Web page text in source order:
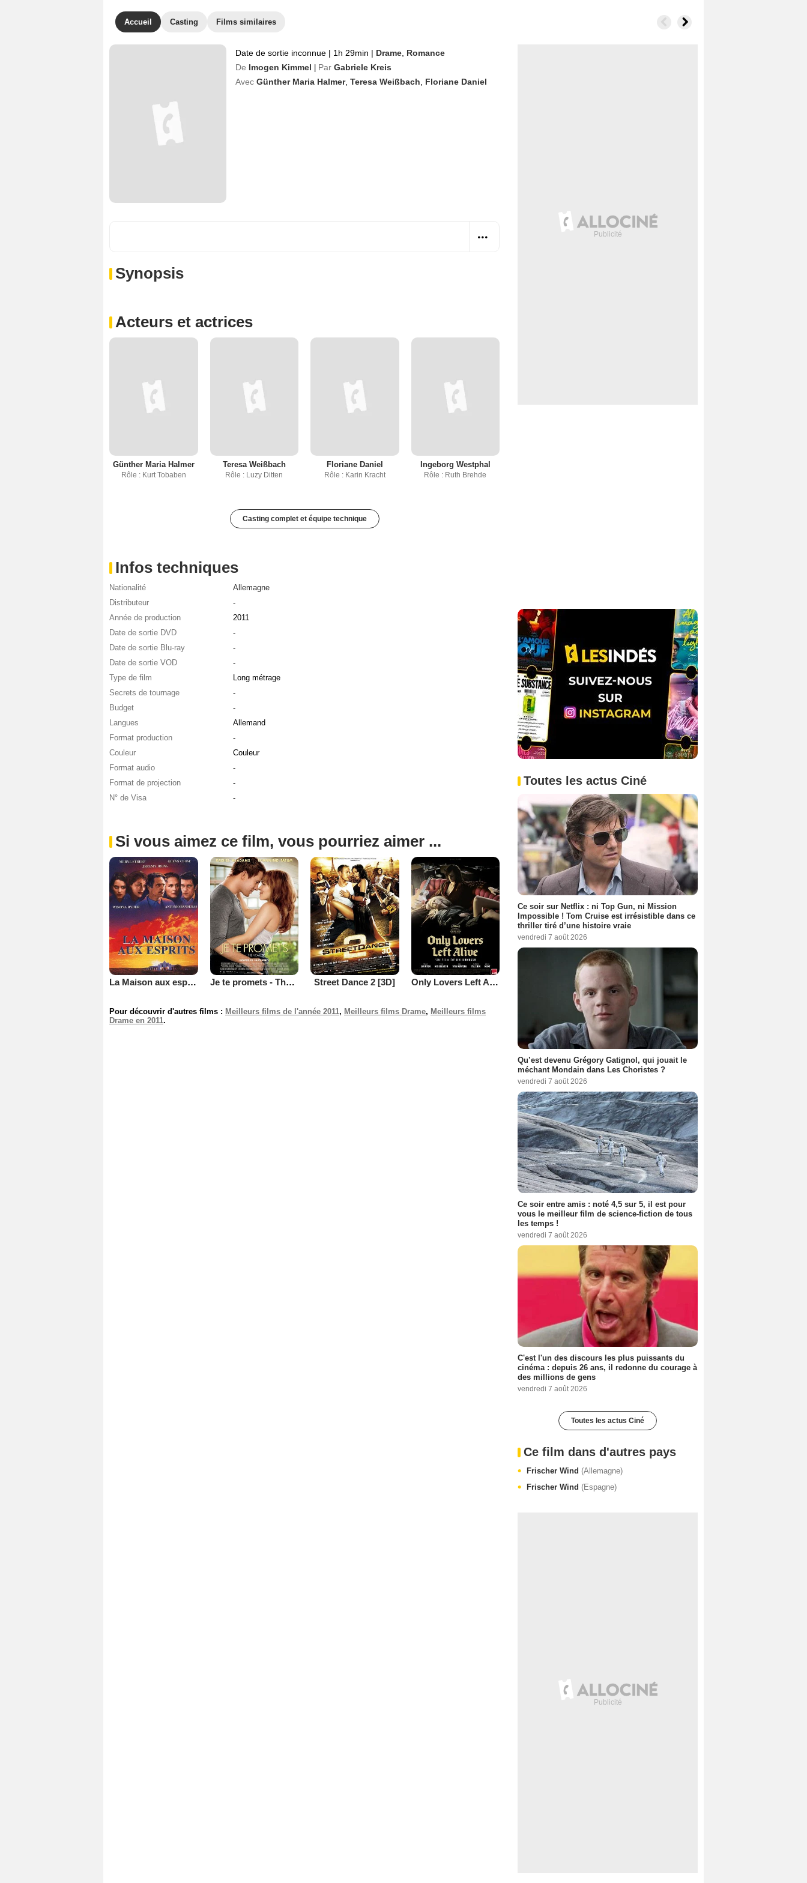
Accueil Casting Films similaires
Date de sortie inconnue | 1h 29min | Drame Romance
De Imogen Kimmel Par Gabriele Kreis
Avec Günther Maria Halmer, Teresa Weißbach Floriane Daniel
Synopsis
Acteurs et actrices
Günther Maria Halmer
Rôle : Kurt Tobaben
Teresa Weißbach
Rôle : Luzy Ditten
Floriane Daniel
Rôle : Karin Kracht
Ingeborg Westphal
Rôle : Ruth Brehde
Casting complet et équipe technique
Infos techniques
Nationalité
Allemagne
Distributeur
-
Année de production
2011
Date de sortie DVD
-
Date de sortie Blu-ray
-
Date de sortie VOD
-
Type de film
Long métrage
Secrets de tournage
-
Budget
-
Langues
Allemand
Format production
-
Couleur
Couleur
Format audio
-
Format de projection
-
N° de Visa
-
Si vous aimez ce film, vous pourriez aimer ...
La Maison aux esprits Je te promets - The Vow Street Dance 2 [3D] Only Lovers Left Alive
Pour découvrir d'autres films : Meilleurs films de l'année 2011, Meilleurs films Drame, Meilleurs films
Drame en 2011.
Toutes les actus Ciné
Ce soir sur Netflix : ni Top Gun, ni Mission
Impossible ! Tom Cruise est irrésistible dans ce
thriller tiré d’une histoire vraie
vendredi 7 août 2026
Qu’est devenu Grégory Gatignol, qui jouait le
méchant Mondain dans Les Choristes ?
vendredi 7 août 2026
Ce soir entre amis : noté 4,5 sur 5, il est pour
vous le meilleur film de science-fiction de tous
les temps !
vendredi 7 août 2026
C'est l'un des discours les plus puissants du
cinéma : depuis 26 ans, il redonne du courage à
des millions de gens
vendredi 7 août 2026
Toutes les actus Ciné
Ce film dans d'autres pays
Frischer Wind (Allemagne)
Frischer Wind (Espagne)